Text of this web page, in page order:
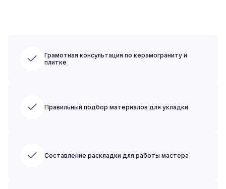
Грамотная консультация по керамограниту и
плитке
Правильный подбор материалов для укладки
Составление раскладки для работы мастера